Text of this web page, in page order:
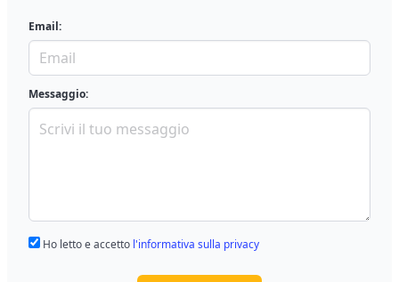
Email:
Messaggio:
Ho letto e accetto l'informativa sulla privacy